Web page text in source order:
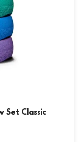
Set Classic